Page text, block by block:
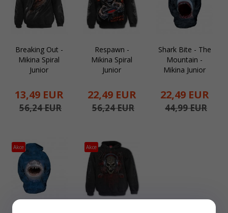
Breaking Out -
Mikina Spiral
Junior
13,49 EUR
56,24 EUR
Respawn -
Mikina Spiral
Junior
22,49 EUR
56,24 EUR
Shark Bite - The
Mountain -
Mikina Junior
22,49 EUR
44,99 EUR
Akce Akce